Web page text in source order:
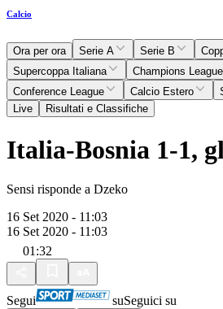
Calcio
Ora per ora Serie A Serie B
Supercoppa Italiana
Champions League
Conference League
Calcio Estero
Live
Risultati e Classifiche
Italia-Bosnia 1-1,
Sensi risponde a Dzeko
16 Set 2020 - 11:03
16 Set 2020 - 11:03
01:32
Segui suSeguici su